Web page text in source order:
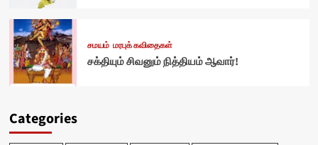
சமயம் மரபுக் கவிதைகள்
சக்தியும் சிவனும் நித்தியம் ஆவார்!
Categories